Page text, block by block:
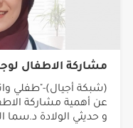
مشاركة الاطفال
(شبكة أجيال)-"طفلي
عن أهمية مشاركة
و حديثي الولادة د.سما